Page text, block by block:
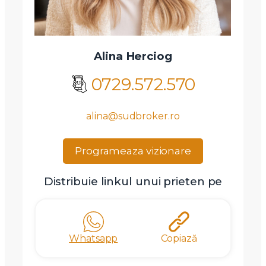
Alina Herciog
0729.572.570
alina@sudbroker.ro
Programeaza vizionare
Distribuie linkul unui prieten pe
Whatsapp Copiază